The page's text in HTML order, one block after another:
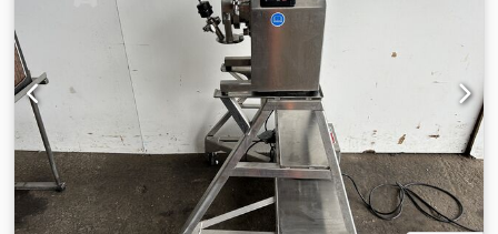
200g/minuut Maalgraad: Traploos instelbaar van zeer fijn
tot grof Aansluiting 220V Cjdpjfxk Tqofx Abksrf Afmetingen:
208 x 242 x 380 mm, BxDxH NIEUWE machine met garantie
+ service Bezoek onze Milbrandt Store met
demonstratiebakkerij en veel bakkerijmachines en
apparaten!